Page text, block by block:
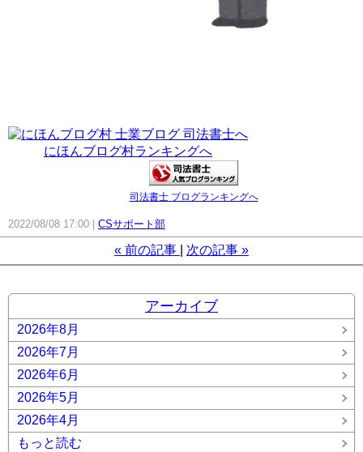
にほんブログ村ランキングへ
司法書士 ブログランキングへ
2022/08/08 17:00 CSサポート部
« 前の記事 次の記事 »
アーカイブ
2026年8月
2026年7月
2026年6月
2026年5月
2026年4月
もっと読む